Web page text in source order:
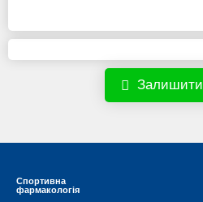
Залишити
Спортивна
фармакологія